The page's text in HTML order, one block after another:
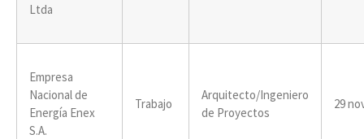
Ltda
Empresa
Nacional de
Energía Enex
S.A.
Trabajo
Arquitecto/Ingeniero
de Proyectos
29